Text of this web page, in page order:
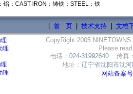
；CAST IRON：铸铁；STEEL：铁
首 页| 技术支持| 文档
CopyRight 2005 NINETOWNS
Please
电话： 024-31992640 传真
地址： 辽宁省沈阳市沈
网站备案